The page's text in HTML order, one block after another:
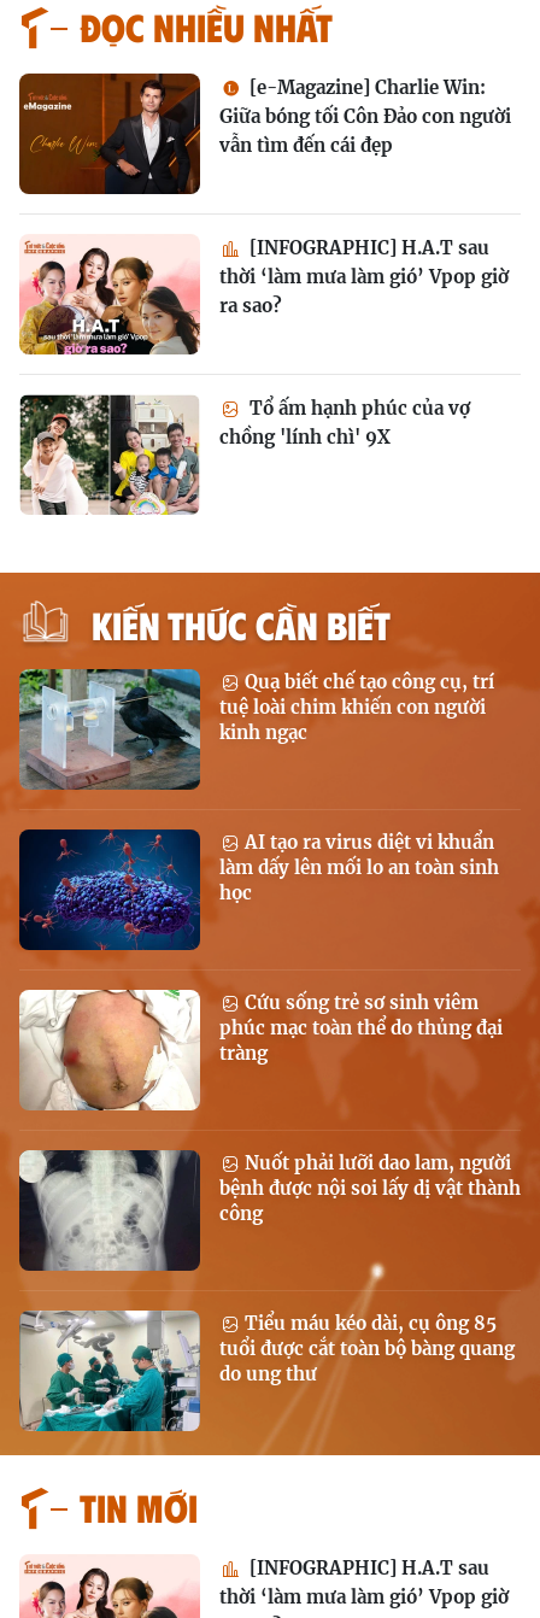
Đọc nhiều nhất
[e-Magazine] Charlie Win:
Giữa bóng tối Côn Đảo con người
vẫn tìm đến cái đẹp
[INFOGRAPHIC] H.A.T sau
thời ‘làm mưa làm gió’ Vpop giờ
ra sao?
Tổ ấm hạnh phúc của vợ
chồng 'lính chì' 9X
KIẾN THỨC CẦN BIẾT
Quạ biết chế tạo công cụ, trí
tuệ loài chim khiến con người
kinh ngạc
AI tạo ra virus diệt vi khuẩn
làm dấy lên mối lo an toàn sinh
học
Cứu sống trẻ sơ sinh viêm
phúc mạc toàn thể do thủng đại
tràng
Nuốt phải lưỡi dao lam, người
bệnh được nội soi lấy dị vật thành
công
Tiểu máu kéo dài, cụ ông 85
tuổi được cắt toàn bộ bàng quang
do ung thư
Tin mới
[INFOGRAPHIC] H.A.T sau
thời ‘làm mưa làm gió’ Vpop giờ